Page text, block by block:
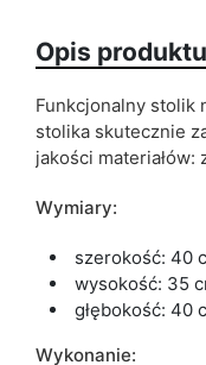
Kolorystyka
Szuflady
Termin dostawy:
Opis produktu
Funkcjonalny stolik
stolika skutecznie
jakości materiałów:
Wymiary:
szerokość: 40
wysokość: 35
głębokość: 40
Wykonanie: